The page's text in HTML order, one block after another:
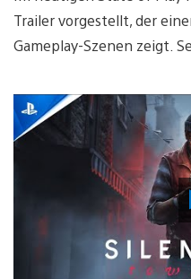
Trailer vorgestellt, der
Gameplay-Szenen zeigt.